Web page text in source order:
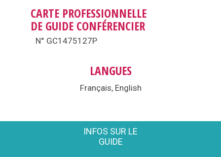
CARTE PROFESSIONNELLE
DE GUIDE CONFÉRENCIER
N° GC1475127P
LANGUES
Français, English
INFOS SUR LE
GUIDE